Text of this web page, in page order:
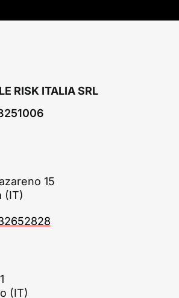
RISK ITALIA SRL
15
(IT)
(IT)